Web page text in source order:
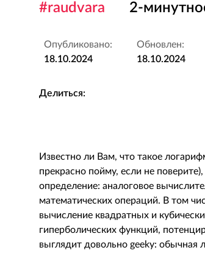
#raudvara 2-
Опубликовано:
18.10.2024
Обновлен:
18.10.2024
Делиться:
Известно ли Вам, что такое
прекрасно пойму, если не
определение: аналоговое
математических операций. В том
вычисление квадратных и
гиперболических функций,
выглядит довольно geeky: